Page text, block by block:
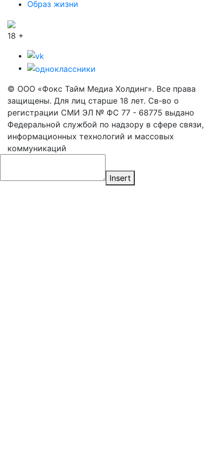
Образ жизни
18 +
© ООО «Фокс Тайм Медиа Холдинг». Все права
защищены. Для лиц старше 18 лет. Св-во о
регистрации СМИ ЭЛ № ФС 77 - 68775 выдано
Федеральной службой по надзору в сфере связи,
информационных технологий и массовых
коммуникаций
Insert